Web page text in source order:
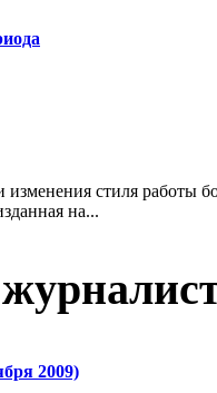
изменения стиля работы
на...
2009)